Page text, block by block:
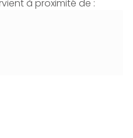
à proximité de :